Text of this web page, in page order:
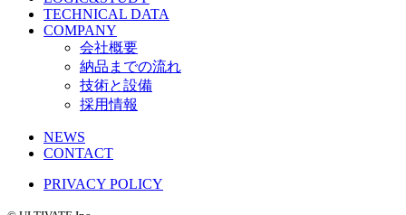
TECHNICAL DATA
COMPANY
会社概要
納品までの流れ
技術と設備
採用情報
NEWS
CONTACT
PRIVACY POLICY